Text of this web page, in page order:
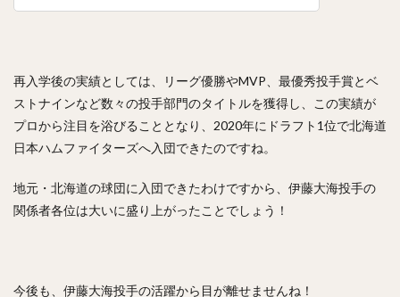
再入学後の実績としては、リーグ優勝やMVP、最優秀投手賞とベ
ストナインなど数々の投手部門のタイトルを獲得し、この実績が
プロから注目を浴びることとなり、2020年にドラフト1位で北海道
日本ハムファイターズへ入団できたのですね。
地元・北海道の球団に入団できたわけですから、伊藤大海投手の
関係者各位は大いに盛り上がったことでしょう！
今後も、伊藤大海投手の活躍から目が離せませんね！